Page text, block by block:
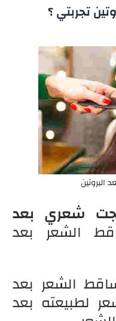
تجربتي ؟
شعري بعد
الشعر بعد
الشعر بعد
لطبيعته بعد